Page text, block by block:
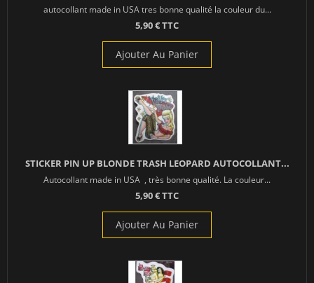
autocollant made in USA tres bonne qualité la couleur du...
5,90 € TTC
Ajouter Au Panier
STICKER PIN UP BLONDE TRASH LEOPARD AUTOCOLLANT...
Autocollant made in USA , très bonne qualité. La couleur...
5,90 € TTC
Ajouter Au Panier